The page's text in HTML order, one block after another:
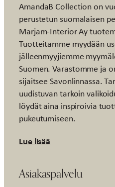
AmandaB Collection on
perustetun suomalaisen
Marjam-Interior Ay
Tuotteitamme myydään
jälleenmyyjiemme
Suomen. Varastomme ja
sijaitsee Savonlinnassa.
uudistuvan tarkoin
löydät aina inspiroivia
pukeutumiseen.
Lue lisää
Asiakaspalvelu